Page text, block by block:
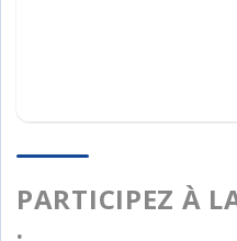
PARTICIPEZ À